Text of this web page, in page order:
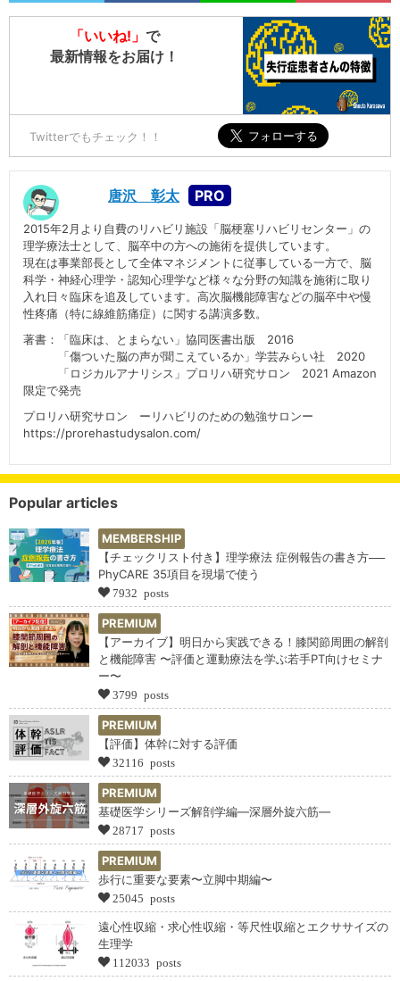
「いいね!」 で
最新情報をお届け！
Twitterでもチェック！！
唐沢 彰太
2015年2月より自費のリハビリ施設「脳梗塞リハビリセンター」の
理学療法士として、脳卒中の方への施術を提供しています。
現在は事業部長として全体マネジメントに従事している一方で、脳
科学・神経心理学・認知心理学など様々な分野の知識を施術に取り
入れ日々臨床を追及しています。高次脳機能障害などの脳卒中や慢
性疼痛（特に線維筋痛症）に関する講演多数。
著書：「臨床は、とまらない」協同医書出版 2016
「傷ついた脳の声が聞こえているか」学芸みらい社 2020
「ロジカルアナリシス」プロリハ研究サロン 2021 Amazon
限定で発売
プロリハ研究サロン ーリハビリのための勉強サロンー
https://prorehastudysalon.com/
Popular articles
MEMBERSHIP
【チェックリスト付き】理学療法 症例報告の書き方──
PhyCARE 35項目を現場で使う
7932 posts
PREMIUM
【アーカイブ】明日から実践できる！膝関節周囲の解剖
と機能障害 〜評価と運動療法を学ぶ若手PT向けセミナ
ー〜
3799 posts
PREMIUM
【評価】体幹に対する評価
32116 posts
PREMIUM
基礎医学シリーズ解剖学編―深層外旋六筋―
28717 posts
PREMIUM
歩行に重要な要素〜立脚中期編〜
25045 posts
遠心性収縮・求心性収縮・等尺性収縮とエクササイズの
生理学
112033 posts